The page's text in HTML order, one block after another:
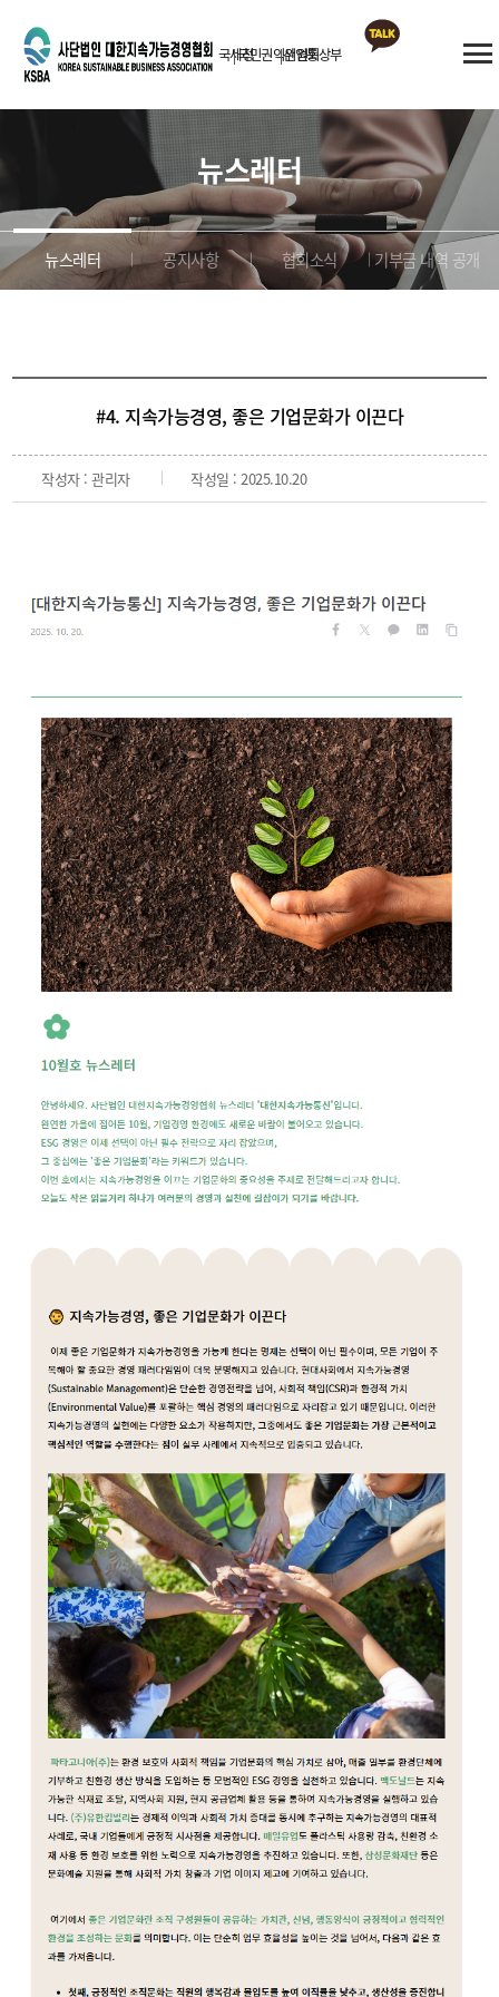
국세청국민권익위원회
산업통상부
뉴스레터
뉴스레터 공지사항 협회소식 기부금 내역 공개
#4. 지속가능경영, 좋은 기업문화가 이끈다
작성자 : 관리자 작성일 : 2025.10.20